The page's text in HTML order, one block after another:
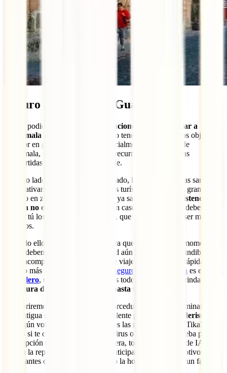
Seguro para viajar a Guatemala
Ya has podido ver que,
con precauciones siempre, viajar a
Guatemala es seguro
. Es necesario tener cuidado con los objetos
de valor en grandes ciudades, especialmente en Ciudad de
Guatemala, evitar salir de noche y recurrir a las furgonetas
compartidas siempre que sea posible.
Por otro lado, como hemos comentado, las infraestructuras sanitarias
son relativamente buenas en lugares turísticos y ciudades grandes,
pero no en zonas rurales. Algo que ya sabes es que
la asistencia
médica no es gratuita
, sino que, en caso de necesitarlo, deberás
abonar tú los costes del tratamiento, que pueden llegar a ser muy
elevados.
Por todo ello y más que nunca ahora que estamos en un momento en
el que debemos cuidar nuestra salud aún más, es imprescindible
viajar acompañado de un seguro de viajes que responda rápidamente
cuando más lo necesites. El
mejor seguro para Guatemala es el
Mochilero, una póliza para viajeros todoterreno que te brinda una
cobertura de gastos médicos de hasta 600.000 euros
Te cubriremos tanto si tienes una torcedura de tobillos caminando
por Antigua como si tienes un accidente practicando
senderismo
por algún volcán o mientras recorres las ruinas mayas de Tikal. Lo
mismo si te contagiases de coronavirus o hacerte una prueba por
prescripción médica. De igual manera, todos los seguros de IATI
cubren la repatriación o la vuelta anticipada a casa por motivos tan
importantes como el fallecimiento o la hospitalización de un familiar.